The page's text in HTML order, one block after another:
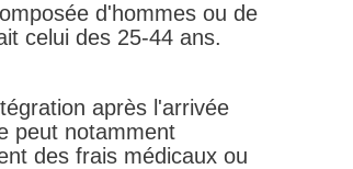
d'hommes ou de
celui des 25-44 ans.
après l'arrivée
peut notamment
des frais médicaux ou